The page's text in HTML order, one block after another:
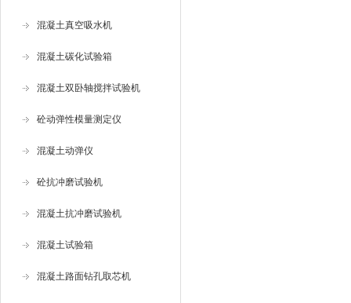
混凝土真空吸水机
混凝土碳化试验箱
混凝土双卧轴搅拌试验机
砼动弹性模量测定仪
混凝土动弹仪
砼抗冲磨试验机
混凝土抗冲磨试验机
混凝土试验箱
混凝土路面钻孔取芯机